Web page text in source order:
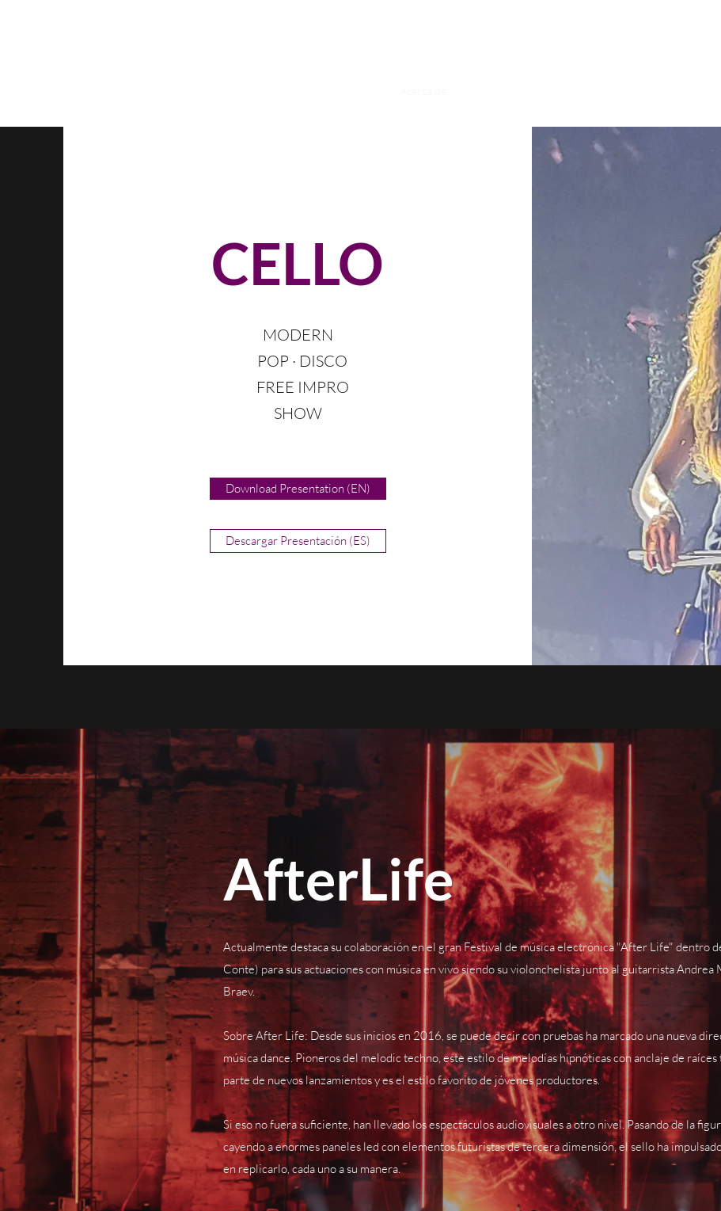
CELLO
MODERN
POP · DISCO
FREE IMPRO
SHOW
Download Presentation (EN)
Descargar Presentación (ES)
AfterLife
Actualmente destaca su colaboración en el gran Festival de música electrónica "After Life" dentro
Conte) para sus actuaciones con música en vivo siendo su violonchelista junto al guitarrista Andrea
Braev.
Sobre After Life: Desde sus inicios en 2016, se puede decir con pruebas ha marcado una nueva
música dance. Pioneros del melodic techno, este estilo de melodías hipnóticas con anclaje de raíces
parte de nuevos lanzamientos y es el estilo favorito de jóvenes productores.
Si eso no fuera suficiente, han llevado los espectáculos audiovisuales a otro nivel. Pasando de la
cayendo a enormes paneles led con elementos futuristas de tercera dimensión, el sello ha
en replicarlo, cada uno a su manera.